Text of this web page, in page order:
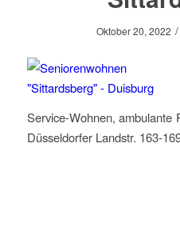
Oktober 20, 2022 /
Service-Wohnen, ambulante
Düsseldorfer Landstr. 163-